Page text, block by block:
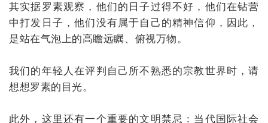
其实据罗素观察，他们的日子过得不好，他们在钻营
中打发日子，他们没有属于自己的精神信仰，因此，
是站在气泡上的高瞻远瞩、俯视万物。
我们的年轻人在评判自己所不熟悉的宗教世界时，请
想想罗素的目光。
此外，这里还有一个重要的文明禁忌：当代国际社会